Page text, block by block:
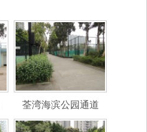
荃湾海滨公园通道